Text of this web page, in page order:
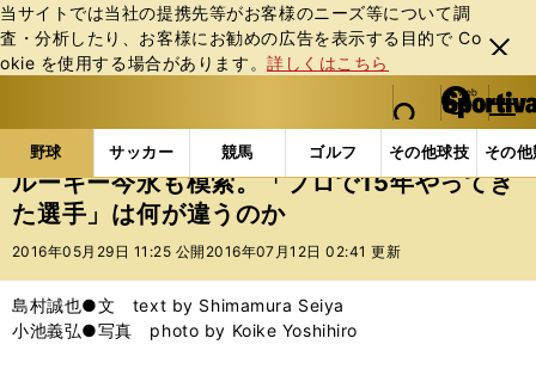
当サイトでは当社の提携先等がお客様のニーズ等について調
査・分析したり、お客様にお勧めの広告を表⽰する⽬的で Co
okie を使⽤する場合があります。詳しくはこちら
閉じ
る
web Sportiva (webスポルティーバ)
検索
マイペ
ー
ジ
メニュ
野球 サッカー 競馬 ゴルフ その他球技 その
b
ス
ポ
ル
バ
野球の記事一覧 プロ野球 ルーキー今永も模索。「
ルーキー今永も模索。「プロで15年やってき
た選手」は何が違うのか
2016年05月29日 11:25 公開 2016年07月12日 02:41 更新
島村誠也●文 text by Shimamura Seiya
小池義弘●写真 photo by Koike Yoshihiro